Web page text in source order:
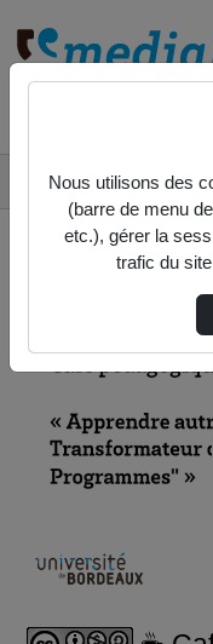
☕ Café
Nous utilisons des
(barre de menu
etc.), gérer la
trafic du